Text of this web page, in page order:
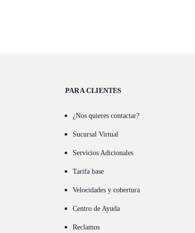
PARA CLIENTES
¿Nos quieres contactar?
Sucursal Virtual
Servicios Adicionales
Tarifa base
Velocidades y cobertura
Centro de Ayuda
Reclamos